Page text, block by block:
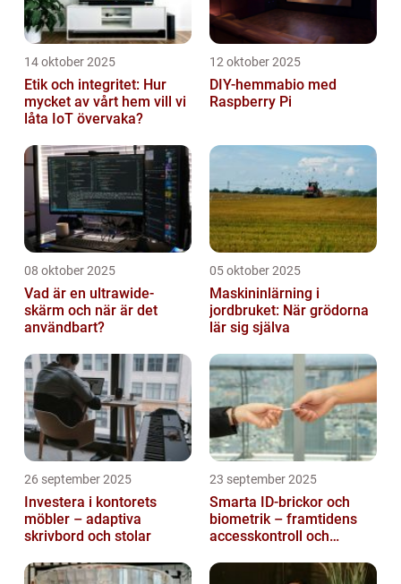
14 oktober 2025
Etik och integritet: Hur
mycket av vårt hem vill vi
låta IoT övervaka?
12 oktober 2025
DIY-hemmabio med
Raspberry Pi
08 oktober 2025
Vad är en ultrawide-
skärm och när är det
användbart?
05 oktober 2025
Maskininlärning i
jordbruket: När grödorna
lär sig själva
26 september 2025
Investera i kontorets
möbler – adaptiva
skrivbord och stolar
23 september 2025
Smarta ID-brickor och
biometrik – framtidens
accesskontroll och